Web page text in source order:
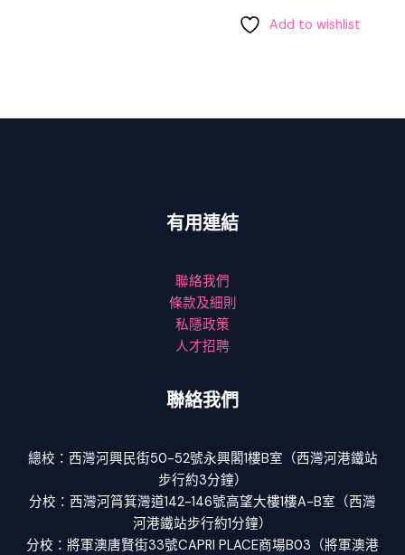
Add to wishlist
有用連結
聯絡我們
條款及細則
私隱政策
人才招聘
聯絡我們
總校：西灣河興民街50-52號永興閣1樓B室（西灣河港鐵站
步行約3分鐘）
分校：西灣河筲箕灣道142-146號高望大樓1樓A-B室（西灣
河港鐵站步行約1分鐘）
分校：將軍澳唐賢街33號CAPRI PLACE商場B03（將軍澳港